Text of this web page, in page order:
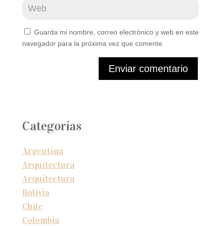
Guarda mi nombre, correo electrónico y web en este
navegador para la próxima vez que comente.
Enviar comentario
Categorías
Argentina
Arquitectura
Arquitectura
Bolivia
Chile
Colombia